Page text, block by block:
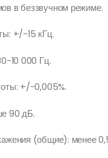
в беззвучном режиме.
+/-15 кГц.
10 000 Гц.
+/-0,005%.
90 дБ.
(общие): менее